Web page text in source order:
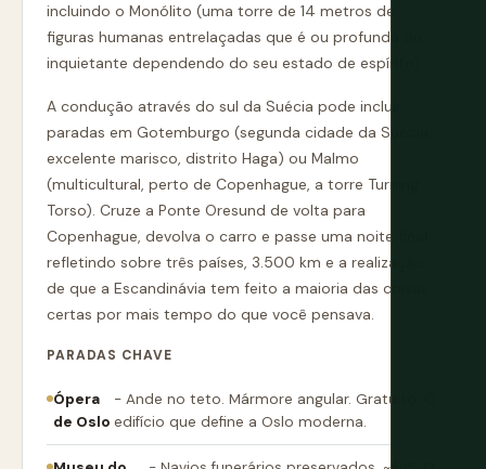
incluindo o Monólito (uma torre de 14 metros de
figuras humanas entrelaçadas que é ou profunda ou
inquietante dependendo do seu estado de espírito).
A condução através do sul da Suécia pode incluir
paradas em Gotemburgo (segunda cidade da Suécia,
excelente marisco, distrito Haga) ou Malmo
(multicultural, perto de Copenhague, a torre Turning
Torso). Cruze a Ponte Oresund de volta para
Copenhague, devolva o carro e passe uma noite final
refletindo sobre três países, 3.500 km e a realização
de que a Escandinávia tem feito a maioria das coisas
certas por mais tempo do que você pensava.
PARADAS CHAVE
Ópera
de Oslo
- Ande no teto. Mármore angular. Gratuito. O
edifício que define a Oslo moderna.